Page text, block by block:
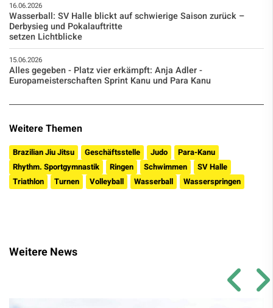
16.06.2026
Wasserball: SV Halle blickt auf schwierige Saison zurück –
Derbysieg und Pokalauftritte
setzen Lichtblicke
15.06.2026
Alles gegeben - Platz vier erkämpft: Anja Adler -
Europameisterschaften Sprint Kanu und Para Kanu
Weitere Themen
Brazilian Jiu Jitsu Geschäftsstelle Judo
Para-Kanu
Rhythm. Sportgymnastik
Ringen Schwimmen
SV Halle
Triathlon
Turnen Volleyball Wasserball Wasserspringen
Weitere News